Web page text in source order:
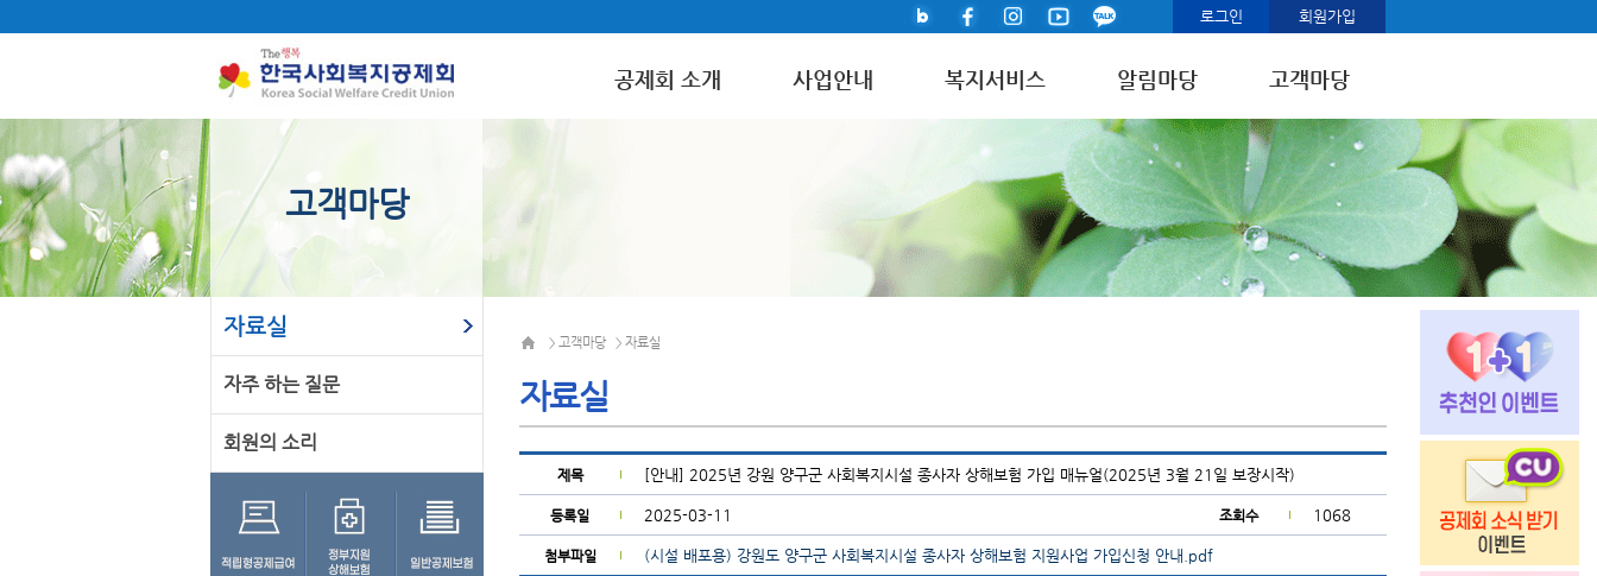
로그인 회원가입
공제회 소개 사업안내 복지서비스 알림마당 고객마당
고객마당
자료실
자주 하는 질문
회원의 소리
> 고객마당 > 자료실
자료실
제목 [안내] 2025년 강원 양구군 사회복지시설 종사자 상해보험 가입 매뉴얼(2025년 3월 21일 보장시작)
등록일 2025-03-11 조회수 1068
첨부파일 (시설 배포용) 강원도 양구군 사회복지시설 종사자 상해보험 지원사업 가입신청 안내.pdf